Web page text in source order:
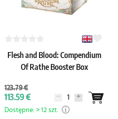
Flesh and Blood: Compendium
Of Rathe Booster Box
123.79 €
113.59 €
Dostępne: > 12 szt.